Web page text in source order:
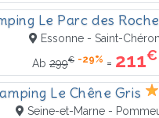
Le Parc des
Essonne - Saint-Chéron
Ab 299€ -29% = 211€
Le Chêne Gris
Seine-et-Marne -